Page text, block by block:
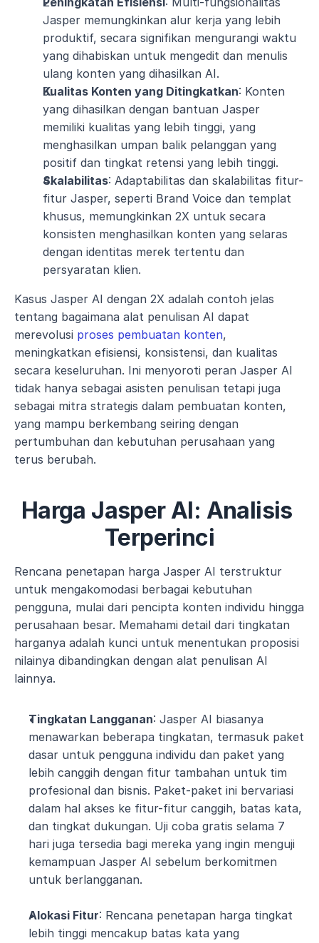
Jasper memungkinkan alur kerja yang lebih
produktif, secara signifikan mengurangi waktu
yang dihabiskan untuk mengedit dan menulis
ulang konten yang dihasilkan AI.
Kualitas Konten yang Ditingkatkan: Konten
yang dihasilkan dengan bantuan Jasper
memiliki kualitas yang lebih tinggi, yang
menghasilkan umpan balik pelanggan yang
positif dan tingkat retensi yang lebih tinggi.
Skalabilitas: Adaptabilitas dan skalabilitas fitur-
fitur Jasper, seperti Brand Voice dan templat
khusus, memungkinkan 2X untuk secara
konsisten menghasilkan konten yang selaras
dengan identitas merek tertentu dan
persyaratan klien.
Kasus Jasper AI dengan 2X adalah contoh jelas
tentang bagaimana alat penulisan AI dapat
merevolusi proses pembuatan konten,
meningkatkan efisiensi, konsistensi, dan kualitas
secara keseluruhan. Ini menyoroti peran Jasper AI
tidak hanya sebagai asisten penulisan tetapi juga
sebagai mitra strategis dalam pembuatan konten,
yang mampu berkembang seiring dengan
pertumbuhan dan kebutuhan perusahaan yang
terus berubah.
Harga Jasper AI: Analisis
Terperinci
Rencana penetapan harga Jasper AI terstruktur
untuk mengakomodasi berbagai kebutuhan
pengguna, mulai dari pencipta konten individu hingga
perusahaan besar. Memahami detail dari tingkatan
harganya adalah kunci untuk menentukan proposisi
nilainya dibandingkan dengan alat penulisan AI
lainnya.
Tingkatan Langganan: Jasper AI biasanya
menawarkan beberapa tingkatan, termasuk paket
dasar untuk pengguna individu dan paket yang
lebih canggih dengan fitur tambahan untuk tim
profesional dan bisnis. Paket-paket ini bervariasi
dalam hal akses ke fitur-fitur canggih, batas kata,
dan tingkat dukungan. Uji coba gratis selama 7
hari juga tersedia bagi mereka yang ingin menguji
kemampuan Jasper AI sebelum berkomitmen
untuk berlangganan.
Alokasi Fitur: Rencana penetapan harga tingkat
lebih tinggi mencakup batas kata yang